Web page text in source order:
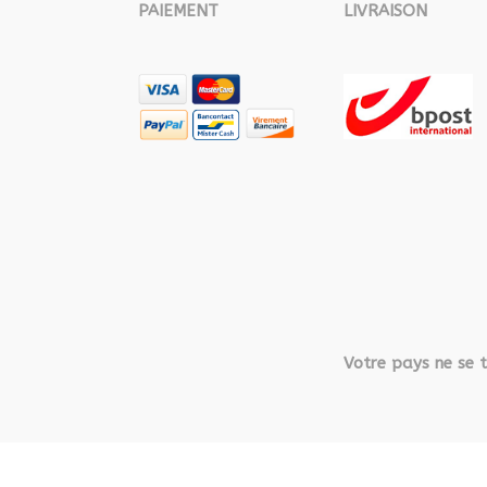
PAIEMENT LIVRAISON
Votre pays ne se